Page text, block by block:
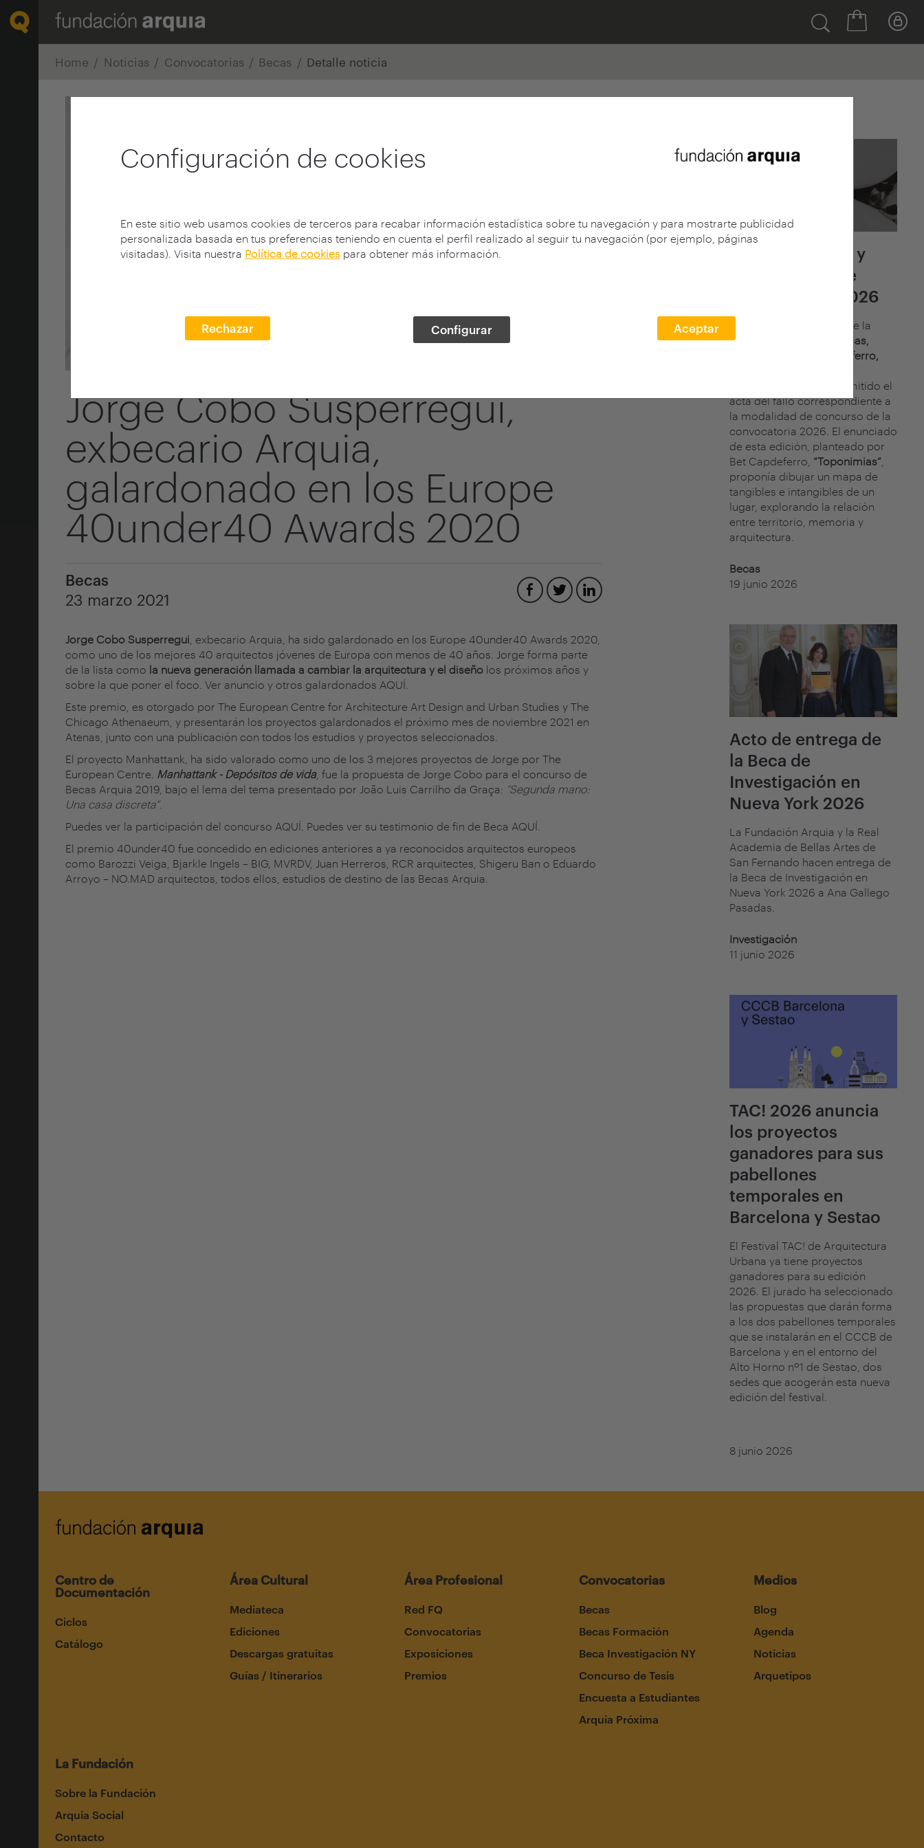
Configuración de cookies
En este sitio web usamos cookies de terceros para recabar información estadística sobre tu navegación y para mostrarte publicidad
personalizada basada en tus preferencias teniendo en cuenta el perfil realizado al seguir tu navegación (por ejemplo, páginas
visitadas). Visita nuestra Política de cookies para obtener más información.
Rechazar Configurar Aceptar
Home Noticias Convocatorias Becas Detalle noticia
Jorge Cobo Susperregui,
exbecario Arquia,
galardonado en los Europe
40under40 Awards 2020
Becas
23 marzo 2021
Jorge Cobo Susperregui , exbecario Arquia, ha sido galardonado en los Europe 40under40 Awards 2020
como uno de los mejores 40 arquitectos jóvenes de Europa con menos de 40 años. Jorge forma parte
de la lista como la nueva generación llamada a cambiar la arquitectura y el diseño los próximos años y
sobre la que poner el foco. Ver anuncio y otros galardonados AQUÍ
Este premio, es otorgado por The European Centre for Architecture Art Design and Urban Studies y The
Chicago Athenaeum, y presentarán los proyectos galardonados el próximo mes de noviembre 2021 en
Atenas, junto con una publicación con todos los estudios y proyectos seleccionados.
El proyecto Manhattank, ha sido valorado como uno de los 3 mejores proyectos de Jorge por The
European Centre. Manhattank - Depósitos de vida, fue la propuesta de Jorge Cobo para el concurso de
Becas Arquia 2019, bajo el lema del tema presentado por João Luis Carrilho da Graça: “Segunda mano:
Una casa discreta”.
Puedes ver la participación del concurso AQUÍ . Puedes ver su testimonio de fin de Beca AQUÍ
El premio 40under40 fue concedido en ediciones anteriores a ya reconocidos arquitectos europeos
como Barozzi Veiga, Bjarkle Ingels – BIG, MVRDV, Juan Herreros, RCR arquitectes, Shigeru Ban o Eduardo
Arroyo – NO.MAD arquitectos, todos ellos, estudios de destino de las Becas Arquia.
Fallo del jurado y
adjudicación de
arquia/becas 2026
El jurado del concurso de la
XXVII edición arquia/becas,
Bet Capdeferro,
bosch.capdeferro, ha emitido el
acta del fallo correspondiente a
la modalidad de concurso de la
convocatoria 2026. El enunciado
de esta edición, planteado por
Bet Capdeferro, “Toponimias”,
proponía dibujar un mapa de
tangibles e intangibles de un
lugar, explorando la relación
entre territorio, memoria y
arquitectura.
Becas
19 junio 2026
Acto de entrega de
la Beca de
Investigación en
Nueva York 2026
La Fundación Arquia y la Real
Academia de Bellas Artes de
San Fernando hacen entrega de
la Beca de Investigación en
Nueva York 2026 a Ana Gallego
Pasadas.
Investigación
11 junio 2026
TAC! 2026 anuncia
los proyectos
ganadores para sus
pabellones
temporales en
Barcelona y Sestao
El Festival TAC! de Arquitectura
Urbana ya tiene proyectos
ganadores para su edición
2026. El jurado ha seleccionado
las propuestas que darán forma
a los dos pabellones temporales
que se instalarán en el CCCB de
Barcelona y en el entorno del
Alto Horno nº1 de Sestao, dos
sedes que acogerán esta nueva
edición del festival.
8 junio 2026
Centro de
Documentación
Ciclos
Catálogo
Área Cultural
Mediateca
Ediciones
Descargas gratuitas
Guías / Itinerarios
Área Profesional
Red FQ
Convocatorias
Exposiciones
Premios
Convocatorias
Becas
Becas Formación
Beca Investigación NY
Concurso de Tesis
Encuesta a Estudiantes
Arquia Próxima
Medios
Blog
Agenda
Noticias
Arquetipos
La Fundación
Sobre la Fundación
Arquia Social
Contacto